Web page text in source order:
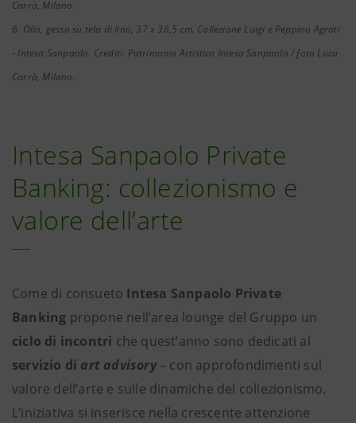
Carrà, Milano.
6. Olio, gesso su tela di lino, 37 x 36,5 cm. Collezione Luigi e Peppino Agrati
- Intesa Sanpaolo. Crediti: Patrimonio Artistico Intesa Sanpaolo / foto Luca
Carrà, Milano.
Intesa Sanpaolo Private
Banking: collezionismo e
valore dell’arte
Come di consueto Intesa Sanpaolo Private
Banking propone nell’area lounge del Gruppo un
ciclo di incontri che quest’anno sono dedicati al
servizio di art advisory– con approfondimenti sul
valore dell’arte e sulle dinamiche del collezionismo.
L’iniziativa si inserisce nella crescente attenzione